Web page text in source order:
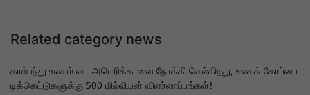
Related category news
கால்பந்து உலகம் வட அமெரிக்காவை நோக்கி செல்கிறது; உலகக் கோப்பை
டிக்கெட்டுகளுக்கு 500 மில்லியன் விண்ணப்பங்கள்!